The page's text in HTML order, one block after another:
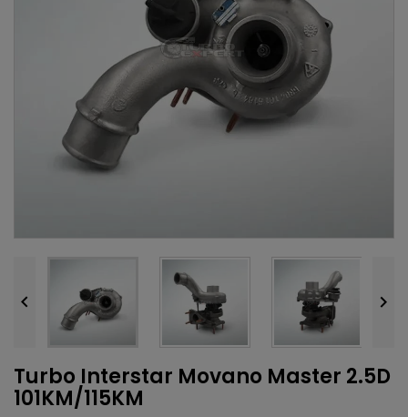
 
Turbo Interstar Movano Master 2.5D
101KM/115KM